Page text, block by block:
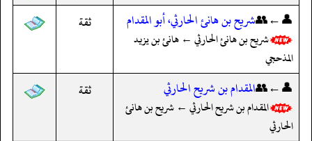
👤←👥شريح بن هانئ الحارثي، أبو المقدام
شريح بن هانئ الحارثي ← هانئ بن يزيد
المذحجي
ثقة
👤←👥المقدام بن شريح الحارثي
المقدام بن شريح الحارثي ← شريح بن هانئ
الحارثي
ثقة